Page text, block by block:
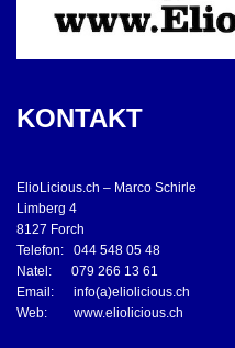
KONTAKT
ElioLicious.ch – Marco Schirle
Limberg 4
8127 Forch
Telefon: 044 548 05 48
Natel: 079 266 13 61
Email: info(a)eliolicious.ch
Web: www.eliolicious.ch